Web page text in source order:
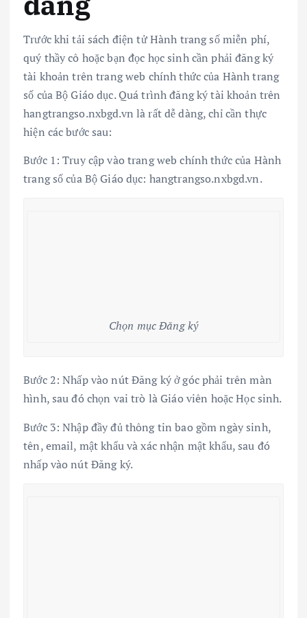
Trước khi tải sách điện tử Hành trang số miễn phí,
quý thầy cô hoặc bạn đọc học sinh cần phải đăng ký
tài khoản trên trang web chính thức của Hành trang
số của Bộ Giáo dục. Quá trình đăng ký tài khoản trên
hangtrangso.nxbgd.vn là rất dễ dàng, chỉ cần thực
hiện các bước sau:
Bước 1: Truy cập vào trang web chính thức của Hành
trang số của Bộ Giáo dục: hangtrangso.nxbgd.vn.
Chọn mục Đăng ký
Bước 2: Nhấp vào nút Đăng ký ở góc phải trên màn
hình, sau đó chọn vai trò là Giáo viên hoặc Học sinh.
Bước 3: Nhập đầy đủ thông tin bao gồm ngày sinh,
tên, email, mật khẩu và xác nhận mật khẩu, sau đó
nhấp vào nút Đăng ký.